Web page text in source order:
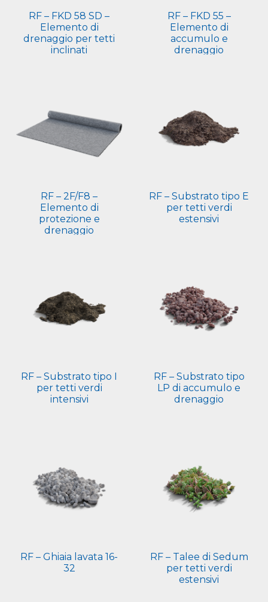
RF – FKD 58 SD –
Elemento di
drenaggio per tetti
inclinati
RF – FKD 55 –
Elemento di
accumulo e
drenaggio
RF – 2F/F8 –
Elemento di
protezione e
drenaggio
RF – Substrato tipo E
per tetti verdi
estensivi
RF – Substrato tipo I
per tetti verdi
intensivi
RF – Substrato tipo
LP di accumulo e
drenaggio
RF – Ghiaia lavata 16-
32
RF – Talee di Sedum
per tetti verdi
estensivi